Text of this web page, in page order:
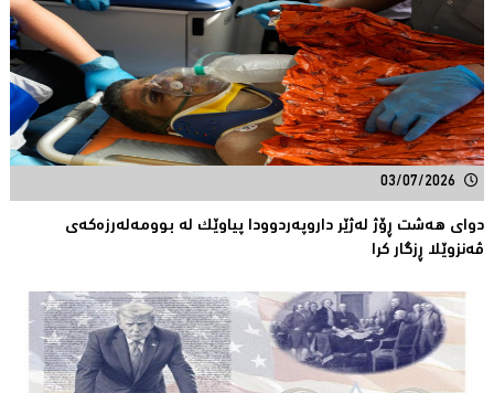
03/07/2026
دوای هەشت ڕۆژ لەژێر داروپەردوودا پیاوێك لە بوومەلەرزەكەی
ڤەنزوێلا ڕزگار كرا